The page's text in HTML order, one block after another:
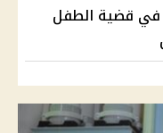
في قضية الطفل